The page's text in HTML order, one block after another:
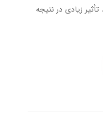
زیادی در نتیجه